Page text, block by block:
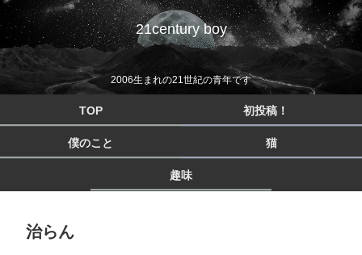
21century boy
2006生まれの21世紀の青年です
TOP 初投稿！
僕のこと 猫
趣味
治らん